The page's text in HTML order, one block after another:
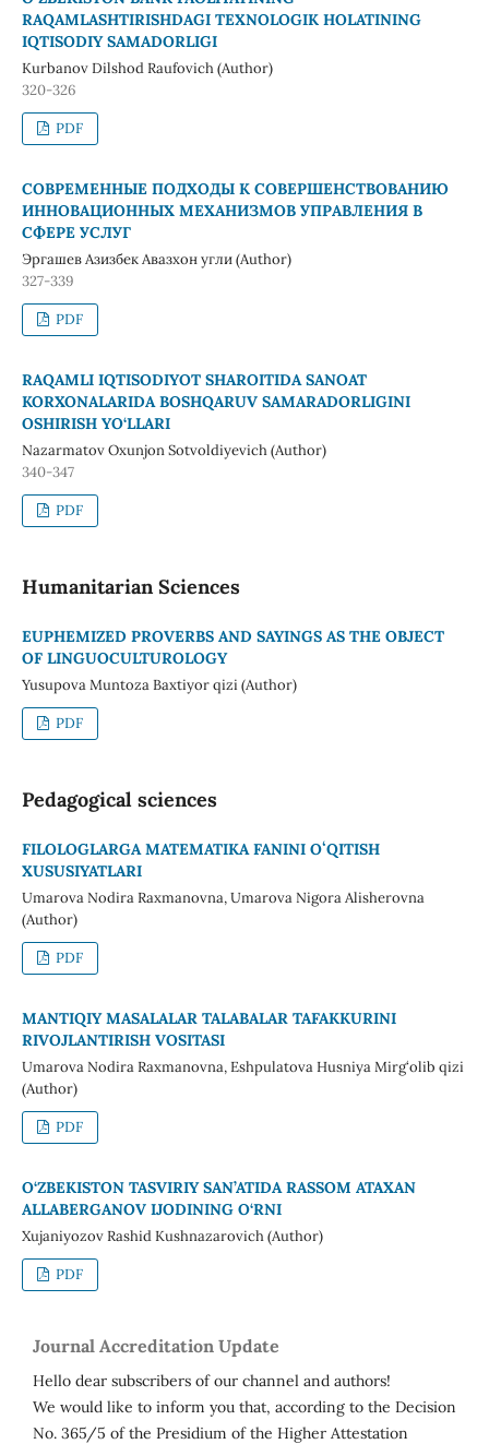
RAQAMLASHTIRISHDAGI TEXNOLOGIK HOLATINING
IQTISODIY SAMADORLIGI
Kurbanov Dilshod Raufovich (Author)
320-326
PDF
СОВРЕМЕННЫЕ ПОДХОДЫ К СОВЕРШЕНСТВОВАНИЮ
ИННОВАЦИОННЫХ МЕХАНИЗМОВ УПРАВЛЕНИЯ В
СФЕРЕ УСЛУГ
Эргашев Азизбек Авазхон угли (Author)
327-339
PDF
RAQAMLI IQTISODIYOT SHAROITIDA SANOAT
KORXONALARIDA BOSHQARUV SAMARADORLIGINI
OSHIRISH YO‘LLARI
Nazarmatov Oxunjon Sotvoldiyevich (Author)
340-347
PDF
Humanitarian Sciences
EUPHEMIZED PROVERBS AND SAYINGS AS THE OBJECT
OF LINGUOCULTUROLOGY
Yusupova Muntoza Baxtiyor qizi (Author)
PDF
Pedagogical sciences
FILOLOGLARGA MATEMATIKA FANINI OʻQITISH
XUSUSIYATLARI
Umarova Nodira Raxmanovna, Umarova Nigora Alisherovna
(Author)
PDF
MANTIQIY MASALALAR TALABALAR TAFAKKURINI
RIVOJLANTIRISH VOSITASI
Umarova Nodira Raxmanovna, Eshpulatova Husniya Mirg‘olib qizi
(Author)
PDF
O‘ZBEKISTON TASVIRIY SAN’ATIDA RASSOM ATAXAN
ALLABERGANOV IJODINING O‘RNI
Xujaniyozov Rashid Kushnazarovich (Author)
PDF
Journal Accreditation Update
Hello dear subscribers of our channel and authors!
We would like to inform you that, according to the Decision
No. 365/5 of the Presidium of the Higher Attestation